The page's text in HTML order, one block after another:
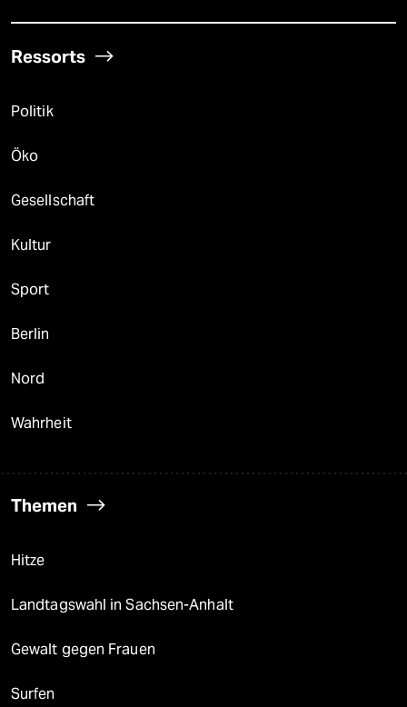
Ressorts
Politik
Öko
Gesellschaft
Kultur
Sport
Berlin
Nord
Wahrheit
Themen
Hitze
Landtagswahl in Sachsen-Anhalt
Gewalt gegen Frauen
Surfen